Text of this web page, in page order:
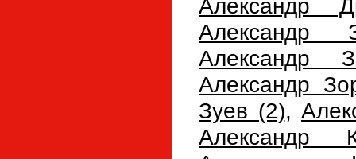
Александр
Александр
Александр
Александр
Зуев (2),
Александр